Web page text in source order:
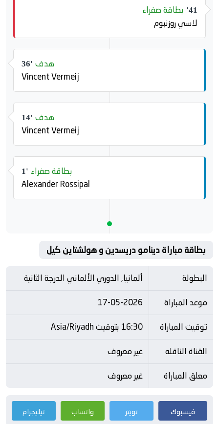
41' بطاقة صفراء
لاسي روزنبوم
36' هدف
Vincent Vermeij
14' هدف
Vincent Vermeij
1' بطاقة صفراء
Alexander Rossipal
بطاقة مباراة دينامو دريسدين و هولشتاين كيل
البطولة
ألمانيا, الدوري الألماني الدرجة الثانية
موعد المباراة
17-05-2026
توقيت المباراة
16:30 بتوقيت Asia/Riyadh
القناة الناقله
غير معروف
معلق المباراة
غير معروف
فيسبوك تويتر واتساب تيليجرام